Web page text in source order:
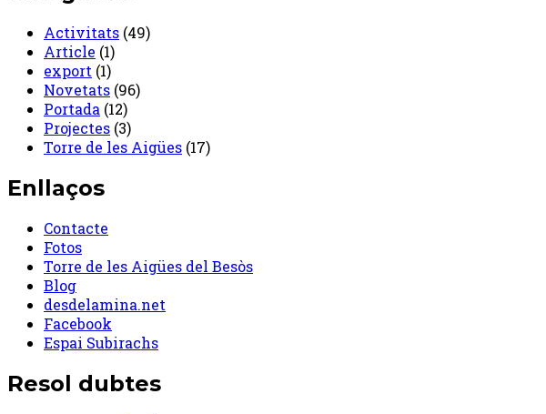
Activitats (49)
Article (1)
export (1)
Novetats (96)
Portada (12)
Projectes (3)
Torre de les Aigües (17)
Enllaços
Contacte
Fotos
Torre de les Aigües del Besòs
Blog
desdelamina.net
Facebook
Espai Subirachs
Resol dubtes